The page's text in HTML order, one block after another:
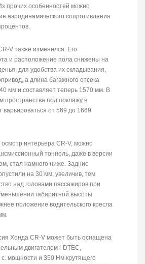
прочих особенностей можно
аэродинамического сопротивления
V также изменился. Его
и расположение пола снижены на
для удобства их складывания,
а длина багажного отсека
мм и составляет теперь 1570 мм. В
пространства под поклажу в
варьироваться от 569 до 1669
интерьера CR-V, можно
тоннель, даже в версии
стал намного ниже. Задние
на 30 мм, увеличив, тем
над головами пассажиров при
габаритной высоты
положение водительского кресла
Хонда CR-V может быть оснащена
двигателем i-DTEC,
мощности и 350 Нм крутящего